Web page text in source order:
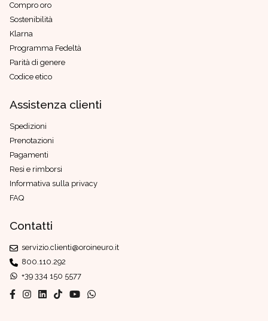
Compro oro
Sostenibilità
Klarna
Programma Fedeltà
Parità di genere
Codice etico
Assistenza clienti
Spedizioni
Prenotazioni
Pagamenti
Resi e rimborsi
Informativa sulla privacy
FAQ
Contatti
servizio.clienti@oroineuro.it
800.110.292
+39 334 150 5577